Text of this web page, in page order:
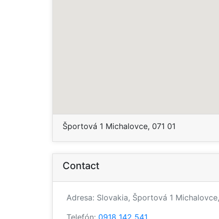
Športová 1 Michalovce, 071 01
Contact
Adresa: Slovakia, Športová 1
Telefón: 0918 142 541